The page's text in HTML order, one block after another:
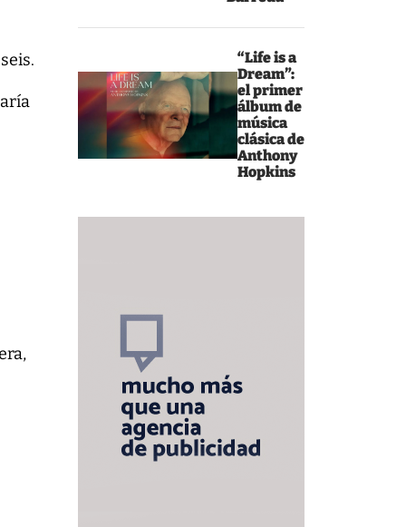
“Life is a
Dream”:
el primer
álbum de
música
clásica de
Anthony
Hopkins